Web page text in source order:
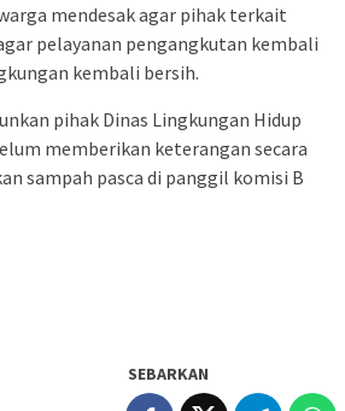
mendesak agar pihak terkait
pelayanan pengangkutan kembali
kembali bersih.
pihak Dinas Lingkungan Hidup
memberikan keterangan secara
sampah pasca di panggil komisi B
SEBARKAN